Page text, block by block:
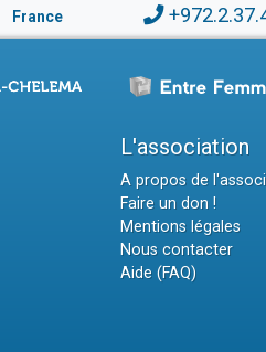
France
L'association
A propos de
Faire un don !
Mentions légales
Nous contacter
Aide (FAQ)